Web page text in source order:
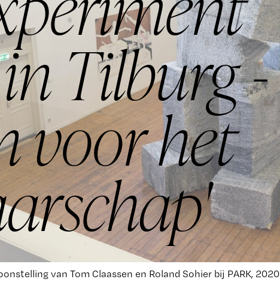
van Tom Claassen en Roland Sohier bij PARK, 2020
Tilburg -
voor het